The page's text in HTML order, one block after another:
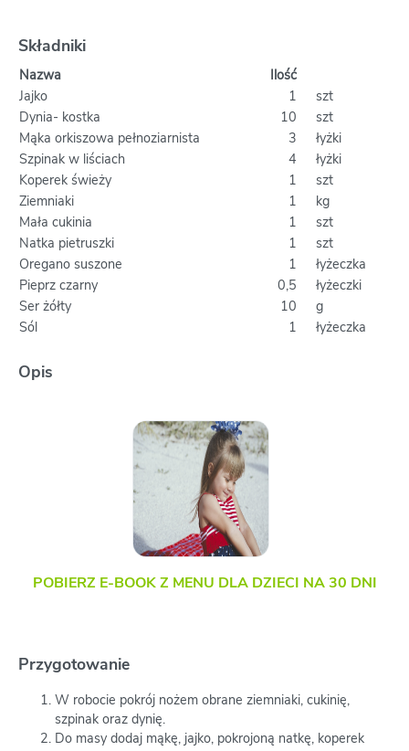
Składniki
Nazwa
Ilość
Jajko
1
szt
Dynia- kostka
10
szt
Mąka orkiszowa pełnoziarnista
3
łyżki
Szpinak w liściach
4
łyżki
Koperek świeży
1
szt
Ziemniaki
1
kg
Mała cukinia
1
szt
Natka pietruszki
1
szt
Oregano suszone
1
łyżeczka
Pieprz czarny
0,5
łyżeczki
Ser żółty
10
g
Sól
1 łyżeczka
Opis
POBIERZ E-BOOK Z MENU DLA DZIECI NA 30 DNI
Przygotowanie
W robocie pokrój nożem obrane ziemniaki, cukinię,
szpinak oraz dynię.
Do masy dodaj mąkę, jajko, pokrojoną natkę, koperek